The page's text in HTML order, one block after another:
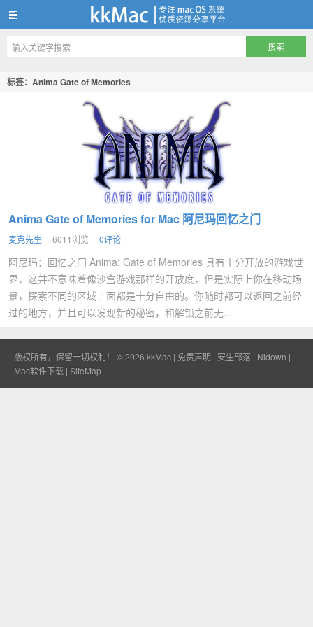
kkMac
标签：Anima Gate of Memories
Anima Gate of Memories for Mac 阿尼玛回忆之门
麦克先生 6011浏览 0评论
阿尼玛：回忆之门 Anima: Gate of Memories 具有十分开放的游戏世
界，这并不意味着像沙盒游戏那样的开放度，但是实际上你在移动场
景，探索不同的区域上面都是十分自由的。你随时都可以返回之前经
过的地方，并且可以发现新的秘密，和解锁之前无...
版权所有，保留一切权利！ © 2026 kkMac | 免责声明 | 安生部落 | Nidown |
Mac软件下载 | SiteMap